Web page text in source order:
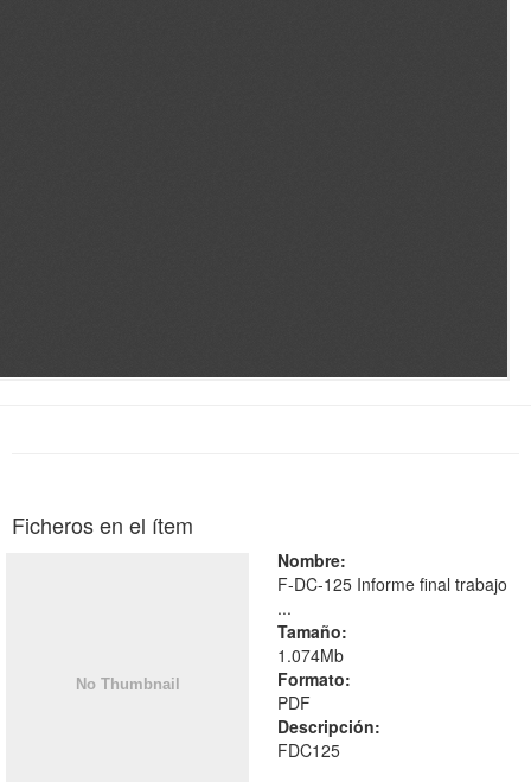
Ficheros en el ítem
Nombre:
F-DC-125 Informe final trabajo
...
Tamaño:
1.074Mb
Formato:
PDF
Descripción:
FDC125